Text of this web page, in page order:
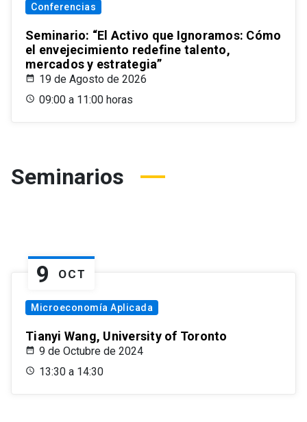
Conferencias
Seminario: “El Activo que Ignoramos: Cómo
el envejecimiento redefine talento,
mercados y estrategia”
19 de Agosto de 2026
09:00 a 11:00 horas
Seminarios
9 OCT
Microeconomía Aplicada
Tianyi Wang, University of Toronto
9 de Octubre de 2024
13:30 a 14:30